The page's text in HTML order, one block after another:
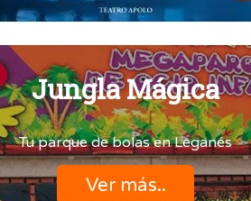
Jungla Mágica
Tu parque de bolas en Leganés
Ver más..